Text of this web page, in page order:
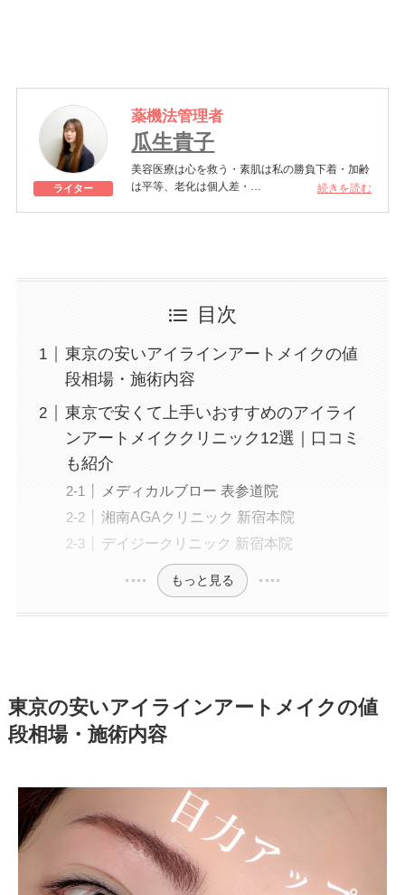
ライター
薬機法管理者
瓜生貴子
美容医療は心を救う・素肌は私の勝負下着・加齢
は平等、老化は個人差・
タ注射、いぼ除去、医療脱毛など
続きを読む
目次
東京の安いアイラインアートメイクの値
段相場・施術内容
東京で安くて上手いおすすめのアイライ
ンアートメイククリニック12選｜口コミ
も紹介
メディカルブロー 表参道院
湘南AGAクリニック 新宿本院
デイジークリニック 新宿本院
もっと見る
東京の安いアイラインアートメイクの値
段相場・施術内容